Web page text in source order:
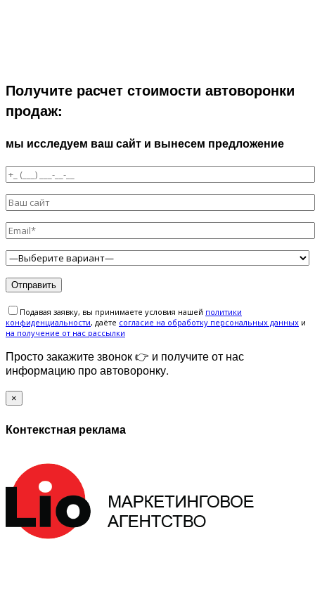
Получите расчет стоимости автоворонки
продаж:
мы исследуем ваш сайт и вынесем предложение
Подавая заявку, вы принимаете условия нашей политики
конфиденциальности, даёте cогласие на обработку персональных данных и
на получение от нас рассылки
Просто закажите звонок 👉 и получите от нас
информацию про автоворонку.
×
Контекстная реклама